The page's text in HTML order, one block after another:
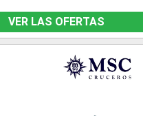
VER LAS OFERTAS